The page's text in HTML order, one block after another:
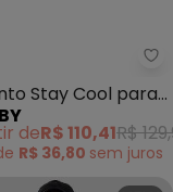
Stay Cool para
Preto
deR$ 110,41R$
R$ 36,80 semjuros